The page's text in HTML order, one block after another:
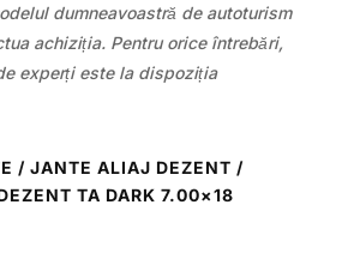
dumneavoastră de autoturism
achiziția. Pentru orice întrebări,
experți este la dispoziția
/ JANTE ALIAJ DEZENT /
TA DARK 7.00×18